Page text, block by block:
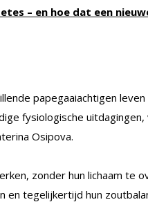
– en hoe dat een
papegaaiachtigen
fysiologische
Osipova.
zonder hun lichaam te
en tegelijkertijd hun